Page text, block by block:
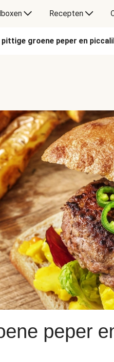
Recepten
groene peper en
peper